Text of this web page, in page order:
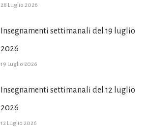
28 Luglio 2026
Insegnamenti settimanali del 19 luglio
2026
19 Luglio 2026
Insegnamenti settimanali del 12 luglio
2026
12 Luglio 2026